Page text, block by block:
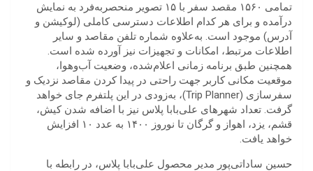
تمامی ۱۵۶۰ مقصد سفر با ۱۵ تصویر منحصربه‌فرد به نمایش
درآمده و برای هر کدام اطلاعات دسترسی کاملی (لوکیشن و
آدرس) موجود است. به‌علاوه شماره تلفن مقاصد و سایر
اطلاعات مرتبط، امکانات و تجهیزات نیز آورده شده است.
همچنین طبق برنامه زمانی اعلام‌شده، وضعیت آب‌وهوا،
موقعیت مکانی کاربر جهت راحتی در پیدا کردن مقاصد نزدیک و
سفرسازی (Trip Planner)، به‌زودی در این پلتفرم جای خواهد
گرفت. تعداد شهرهای علی‌بابا پلاس نیز با اضافه شدن کیش،
قشم، یزد، اهواز و گرگان تا نوروز ۱۴۰۰ به عدد ۱۰ افزایش
خواهد یافت.
حسین ساداتی‌پور مدیر محصول علی‌بابا پلاس، در رابطه با